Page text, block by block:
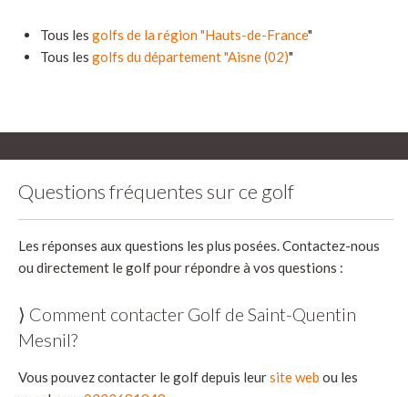
Tous les golfs de la région "Hauts-de-France"
Tous les golfs du département "Aisne (02)"
Questions fréquentes sur ce golf
Les réponses aux questions les plus posées. Contactez-nous
ou directement le golf pour répondre à vos questions :
⟩ Comment contacter Golf de Saint-Quentin
Mesnil?
Vous pouvez contacter le golf depuis leursite web ou les